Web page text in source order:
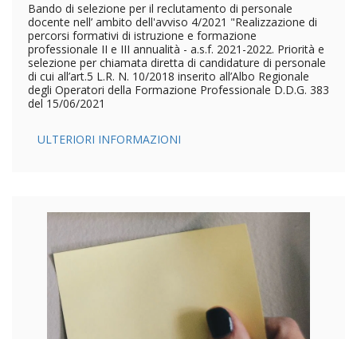
Bando di selezione per il reclutamento di personale
docente nell’ ambito dell'avviso 4/2021 "Realizzazione di
percorsi formativi di istruzione e formazione
professionale II e III annualità - a.s.f. 2021-2022. Priorità e
selezione per chiamata diretta di candidature di personale
di cui all’art.5 L.R. N. 10/2018 inserito all’Albo Regionale
degli Operatori della Formazione Professionale D.D.G. 383
del 15/06/2021
ULTERIORI INFORMAZIONI